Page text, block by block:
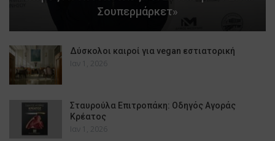
Σουπερμάρκετ»
Δύσκολοι καιροί για vegan εστιατορική
Ιαν 1, 2026
Σταυρούλα Επιτροπάκη: Οδηγός Αγοράς
Κρέατος
Ιαν 1, 2026